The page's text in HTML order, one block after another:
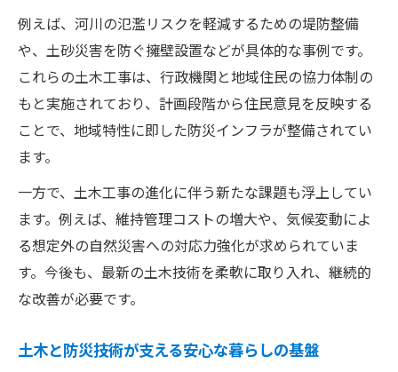
熊本地震経験を活かす防災技術の進歩
熊本地震から学ぶ土木と防災技術の進化
地震経験が地域土木防災に与えた教訓とは
進化する土木技術が防災力向上に貢献する
土木の視点で熊本地震後の防災技術を検証
防災技術進歩が土木現場にもたらす変化
安心な暮らしに寄与する土木の役割解説
土木が地域の安心な暮らしを支える理由
防災インフラ整備で実現する安全な生活基
土木と行政が協働した安心対策の重要性
例えば、河川の氾濫リスクを軽減するための堤防整備
や、土砂災害を防ぐ擁壁設置などが具体的な事例です。
これらの土木工事は、行政機関と地域住民の協力体制の
もと実施されており、計画段階から住民意見を反映する
ことで、地域特性に即した防災インフラが整備されてい
ます。
一方で、土木工事の進化に伴う新たな課題も浮上してい
ます。例えば、維持管理コストの増大や、気候変動によ
る想定外の自然災害への対応力強化が求められていま
す。今後も、最新の土木技術を柔軟に取り入れ、継続的
な改善が必要です。
土木と防災技術が支える安心な暮らしの基盤